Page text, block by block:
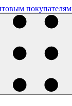
покупателям